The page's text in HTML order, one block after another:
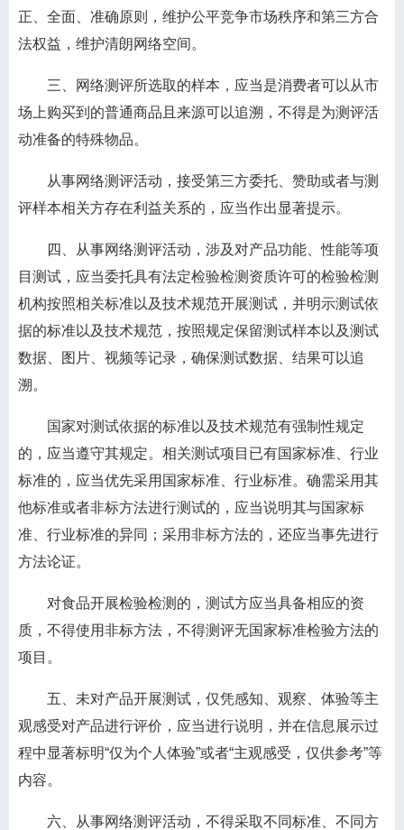
正、全面、准确原则，维护公平竞争市场秩序和第三方合
法权益，维护清朗网络空间。
三、网络测评所选取的样本，应当是消费者可以从市
场上购买到的普通商品且来源可以追溯，不得是为测评活
动准备的特殊物品。
从事网络测评活动，接受第三方委托、赞助或者与测
评样本相关方存在利益关系的，应当作出显著提示。
四、从事网络测评活动，涉及对产品功能、性能等项
目测试，应当委托具有法定检验检测资质许可的检验检测
机构按照相关标准以及技术规范开展测试，并明示测试依
据的标准以及技术规范，按照规定保留测试样本以及测试
数据、图片、视频等记录，确保测试数据、结果可以追
溯。
国家对测试依据的标准以及技术规范有强制性规定
的，应当遵守其规定。相关测试项目已有国家标准、行业
标准的，应当优先采用国家标准、行业标准。确需采用其
他标准或者非标方法进行测试的，应当说明其与国家标
准、行业标准的异同；采用非标方法的，还应当事先进行
方法论证。
对食品开展检验检测的，测试方应当具备相应的资
质，不得使用非标方法，不得测评无国家标准检验方法的
项目。
五、未对产品开展测试，仅凭感知、观察、体验等主
观感受对产品进行评价，应当进行说明，并在信息展示过
程中显著标明“仅为个人体验”或者“主观感受，仅供参考”等
内容。
六、从事网络测评活动，不得采取不同标准、不同方